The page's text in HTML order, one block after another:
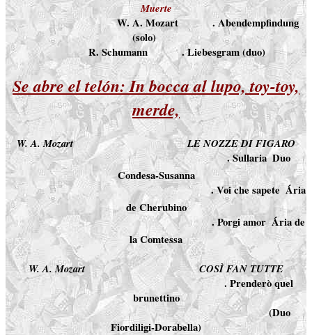
Muerte
W. A. Mozart
. Abendempfindung
(solo)
R. Schumann
. Liebesgram (duo)
Se abre el telón: In bocca al lupo, toy-toy,
merde,
W. A. Mozart
LE NOZZE DI FIGARO
. Sullaria  Duo
Condesa-Susanna
. Voi che sapete  Ária
de Cherubino
. Porgi amor  Ária de
la Comtessa
W. A. Mozart
COSÌ FAN TUTTE
. Prenderò quel
brunettino
(Duo
Fiordiligi-Dorabella)